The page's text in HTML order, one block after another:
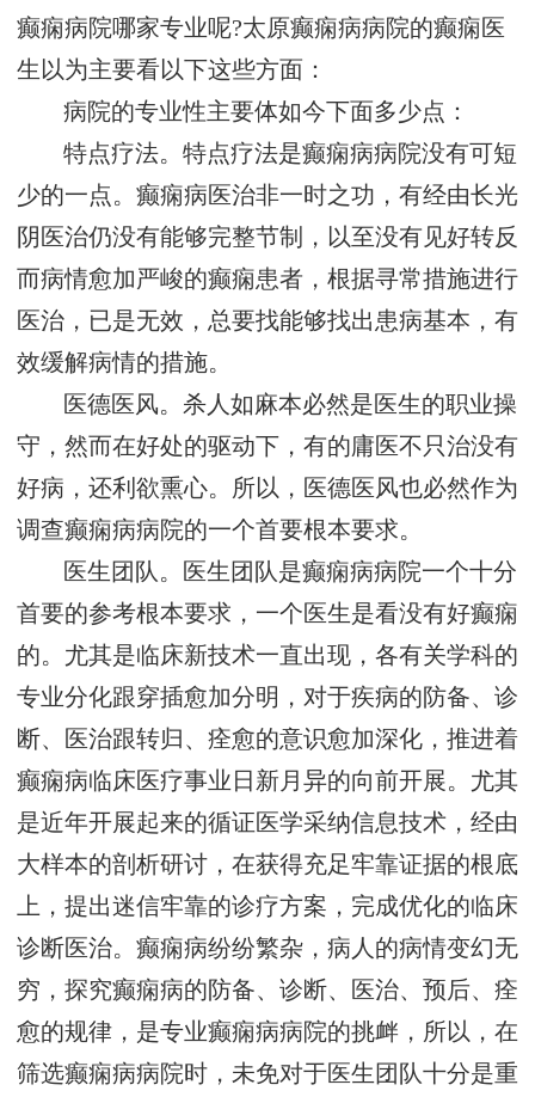
癫痫病院哪家专业呢?太原癫痫病病院的癫痫医
生以为主要看以下这些方面：
病院的专业性主要体如今下面多少点：
特点疗法。特点疗法是癫痫病病院没有可短
少的一点。癫痫病医治非一时之功，有经由长光
阴医治仍没有能够完整节制，以至没有见好转反
而病情愈加严峻的癫痫患者，根据寻常措施进行
医治，已是无效，总要找能够找出患病基本，有
效缓解病情的措施。
医德医风。杀人如麻本必然是医生的职业操
守，然而在好处的驱动下，有的庸医不只治没有
好病，还利欲熏心。所以，医德医风也必然作为
调查癫痫病病院的一个首要根本要求。
医生团队。医生团队是癫痫病病院一个十分
首要的参考根本要求，一个医生是看没有好癫痫
的。尤其是临床新技术一直出现，各有关学科的
专业分化跟穿插愈加分明，对于疾病的防备、诊
断、医治跟转归、痊愈的意识愈加深化，推进着
癫痫病临床医疗事业日新月异的向前开展。尤其
是近年开展起来的循证医学采纳信息技术，经由
大样本的剖析研讨，在获得充足牢靠证据的根底
上，提出迷信牢靠的诊疗方案，完成优化的临床
诊断医治。癫痫病纷纷繁杂，病人的病情变幻无
穷，探究癫痫病的防备、诊断、医治、预后、痊
愈的规律，是专业癫痫病病院的挑衅，所以，在
筛选癫痫病病院时，未免对于医生团队十分是重